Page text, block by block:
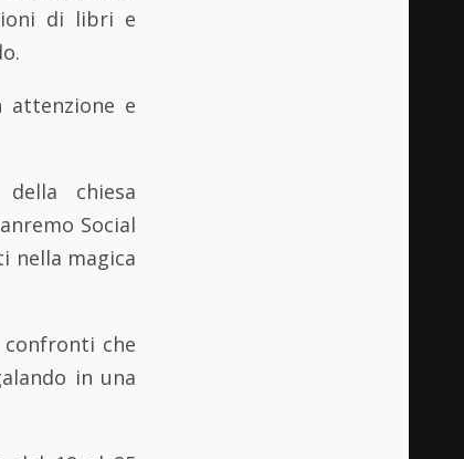
di libri e
e
chiesa
Social
nella magica
che
in una